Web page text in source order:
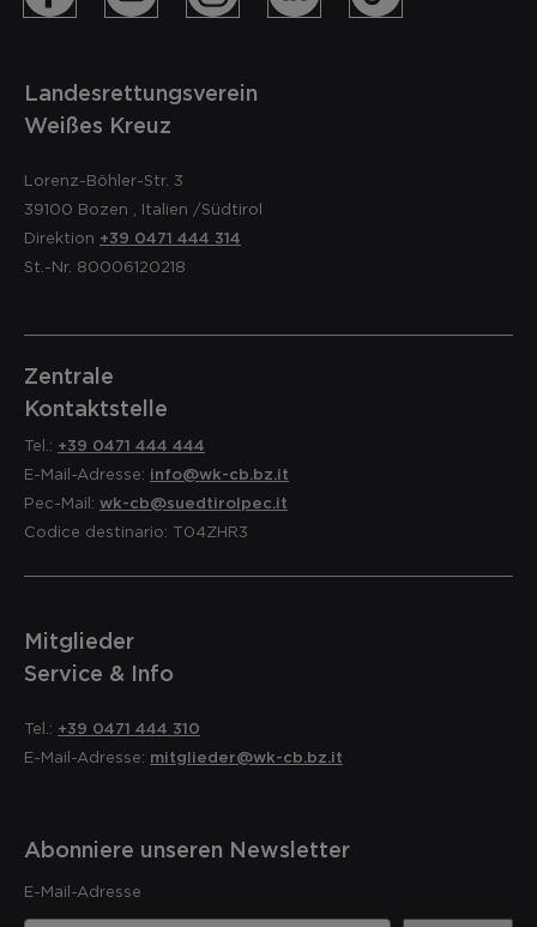
Landesrettungsverein
Weißes Kreuz
Lorenz-Böhler-Str. 3
39100 Bozen Italien /Südtirol
Direktion +39 0471 444 314
St.-Nr. 80006120218
Zentrale
Kontaktstelle
Tel.: +39 0471 444 444
E-Mail-Adresse: info@wk-cb.bz.it
Pec-Mail: wk-cb@suedtirolpec.it
Codice destinario: T04ZHR3
Mitglieder
Service & Info
Tel.: +39 0471 444 310
E-Mail-Adresse: mitglieder@wk-cb.bz.it
Abonniere unseren Newsletter
E-Mail-Adresse